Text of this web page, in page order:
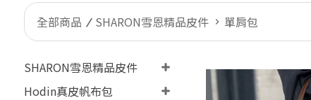
全部商品 SHARON雪恩精品皮件 單肩包
SHARON雪恩精品皮件
Hodin真皮帆布包